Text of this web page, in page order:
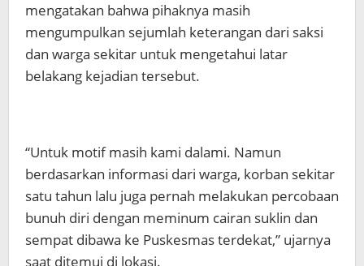
mengatakan bahwa pihaknya masih
mengumpulkan sejumlah keterangan dari saksi
dan warga sekitar untuk mengetahui latar
belakang kejadian tersebut.
“Untuk motif masih kami dalami. Namun
berdasarkan informasi dari warga, korban sekitar
satu tahun lalu juga pernah melakukan percobaan
bunuh diri dengan meminum cairan suklin dan
sempat dibawa ke Puskesmas terdekat,” ujarnya
saat ditemui di lokasi.